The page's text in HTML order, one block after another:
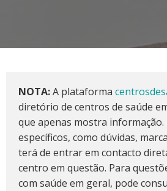
NOTA:A plataforma
diretório de centros de saúde
que apenas mostra informação.
específicos, como dúvidas,
terá de entrar em contacto
centro em questão. Para
com saúde em geral, pode